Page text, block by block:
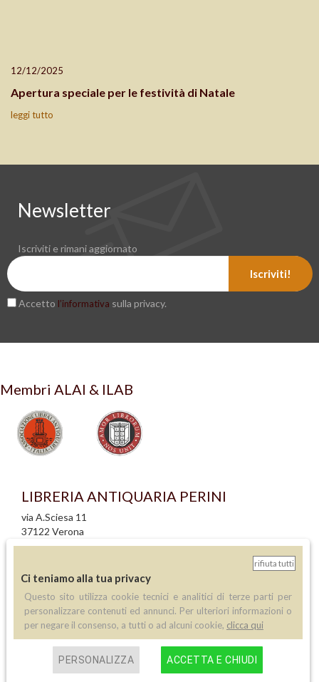
12/12/2025
Apertura speciale per le festività di Natale
leggi tutto
Newsletter
Iscriviti e rimani aggiornato
Iscriviti!
Accetto l’informativa sulla privacy.
Membri ALAI & ILAB
LIBRERIA ANTIQUARIA PERINI
via A.Sciesa 11
37122 Verona
P.IVA: IT 02713140230
info legali
informativa cookie
creazione siti internet
Contatti
Telefono:(+39) 045 8030073
rifiuta tutti
Ci teniamo alla tua privacy
Questo sito utilizza cookie tecnici e analitici di terze parti per
personalizzare contenuti ed annunci. Per ulteriori informazioni o
per negare il consenso, a tutti o ad alcuni cookie, clicca qui
PERSONALIZZA ACCETTA E CHIUDI